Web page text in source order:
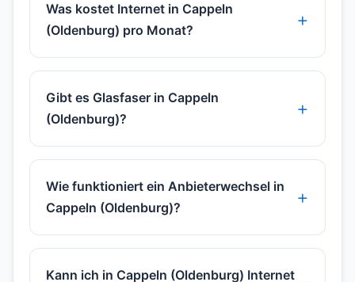
Was kostet Internet in Cappeln
(Oldenburg) pro Monat?
Gibt es Glasfaser in Cappeln
(Oldenburg)?
Wie funktioniert ein Anbieterwechsel in
Cappeln (Oldenburg)?
Kann ich in Cappeln (Oldenburg) Internet